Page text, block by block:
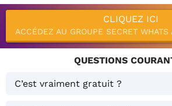
CLIQUEZ ICI
ACCÉDEZ AU GROUPE SECRET
QUESTIONS
C’est vraiment gratuit ?